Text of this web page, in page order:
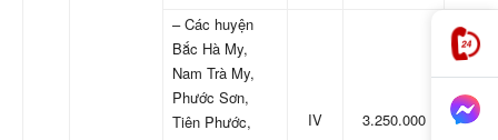
– Các huyện
Bắc Hà My,
Nam Trà My,
Phước Sơn,
Tiên Phước,
IV 3.250.000